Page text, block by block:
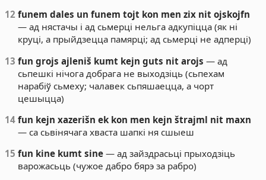
12 funem dales un funem tojt kon men zix nit ojskojfn
— ад нястачы і ад сьмерці нельга адкупіцца (як ні
круці, а прыйдзецца памярці; ад сьмерці не адперці)
13 fun grojs ajleniš kumt kejn guts nit arojs — ад
сьпешкі нічога добрага не выходзіць (сьпехам
нарабіў сьмеху; чалавек сьпяшаецца, а чорт
цешыцца)
14 fun kejn xazerišn ek kon men kejn štrajml nit maxn
— са сьвінячага хваста шапкі ня сшыеш
15 fun kine kumt sine — ад зайздрасьці прыходзіць
варожасьць (чужое дабро бярэ за рабро)